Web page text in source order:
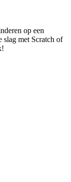
op een
slag met Scratch of